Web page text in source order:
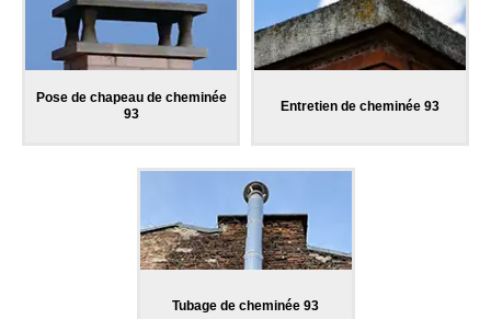
Pose de chapeau de cheminée
93
Entretien de cheminée 93
Tubage de cheminée 93